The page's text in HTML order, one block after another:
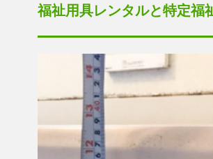
福祉用具レンタルと特定福